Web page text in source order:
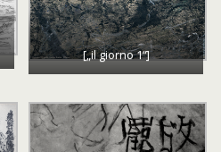
[„il giorno 1“]